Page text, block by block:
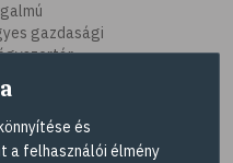
gazdasági
listáját és
és
a felhasználói élmény